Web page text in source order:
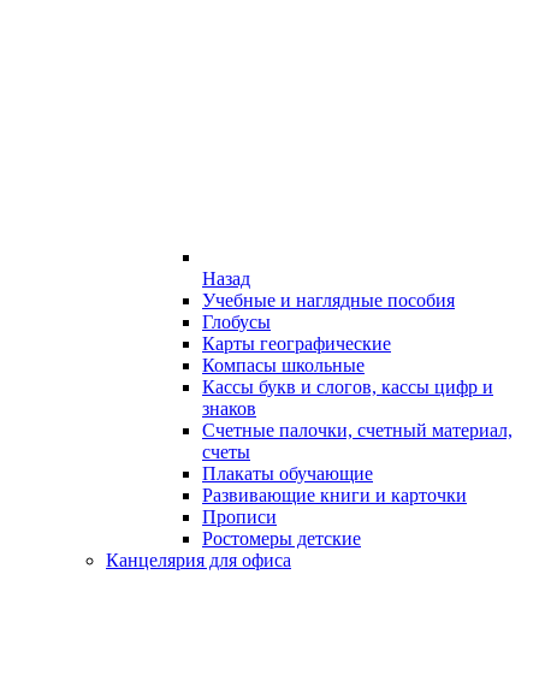
Назад
Учебные и наглядные пособия
Глобусы
Карты географические
Компасы школьные
Кассы букв и слогов, кассы цифр и
знаков
Счетные палочки, счетный материал,
счеты
Плакаты обучающие
Развивающие книги и карточки
Прописи
Ростомеры детские
Канцелярия для офиса